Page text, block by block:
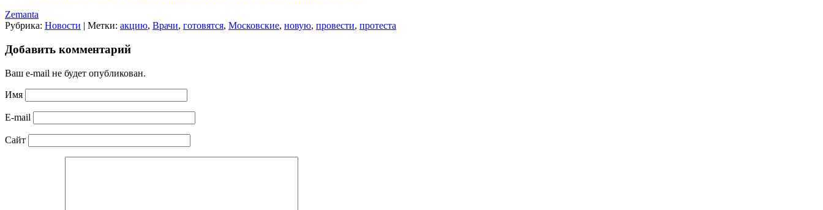
Zemanta
Рубрика: Новости | Метки: акцию, Врачи, готовятся, Московские, новую, провести, протеста
Добавить комментарий
Ваш e-mail не будет опубликован.
Имя
E-mail
Сайт